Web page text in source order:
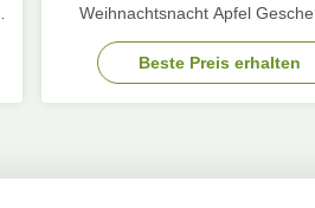
Weihnachtsnacht Apfel
Weihnachtsgeschenk Kleines
Ornament Tote Tasche
Beste Preis erhalten